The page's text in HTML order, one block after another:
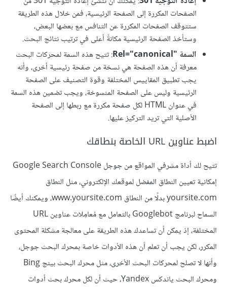
الصفحات المكررة إلى الصفحة الرئيسية، فمن خلال هذه الطريقة
ستتوقف الصفحات المكررة عن التنافس مع بعضها البعض،
وستأخذ الصفحة الرئيسية مكانةً أعلى في ترتيب نتائج البحث.
السمة Rel="canonical"‎
: تتيح هذه السمة لمحركات البحث
معرفة أن هذه الصفحة هي نسخة من صفحة رئيسية أخرى، وأنه
يجب تطبيق المقاييس المختلفة وقوة التصنيف على الصفحة
الرئيسية وليس على الصفحة المنسوخة، ويجب تضمين هذه السمة
في عنوان HTML لكل صفحة مكررة مع ربطها إلى الصفحة
الأصلية التي تريد التركيز عليها.
اضبط عناوين URL الخاصة بنطاقك
تتيح لك أداة مشرفي المواقع من جوجل Google Search Console
إمكانية تعيين النطاق المفضل لموقعك الإلكتروني، مثل النطاق
yoursite.com بدلًا من النطاق www.yoursite.com، ويمكنك أيضًا
السماح لبرنامج Googlebot بالتعامل مع مُعامِلات عناوين URL
المختلفة، إذ يمكن أن تساعدك هذه الطريقة على معالجة مشكلة المحتوى
المكرر، لكن يجب أن تعلم أن هذه الأدوات خاصة بمحرك البحث جوجل،
وأنها لا تصلح لمحركات البحث الأخرى، مثل محرك البحث بينج Bing
ومحرك البحث ياندكس Yandex، حيث أن لكل محرك بحث أدوات